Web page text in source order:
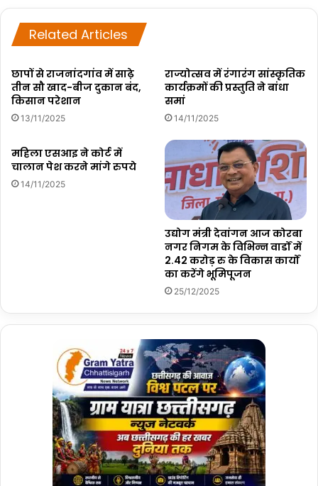
bo
ok
ub
ra
h
Related Articles
छापों से राजनांदगांव में साढ़े
तीन सौ खाद-बीज दुकान बंद,
किसान परेशान
13/11/2025
राज्योत्सव में रंगारंग सांस्कृतिक
कार्यक्रमों की प्रस्तुति ने बांधा
समां
14/11/2025
महिला एसआइ ने कोर्ट में
चालान पेश करने मांगे रुपये
14/11/2025
उद्योग मंत्री देवांगन आज कोरबा
नगर निगम के विभिन्न वार्डों में
2.42 करोड़ रु के विकास कार्यों
का करेंगे भूमिपूजन
25/12/2025